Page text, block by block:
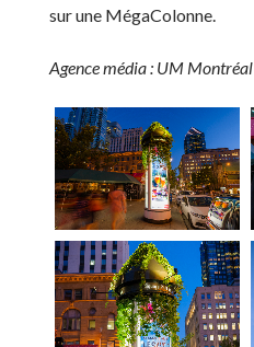
sur une MégaColonne.
Agence média : UM Montréal